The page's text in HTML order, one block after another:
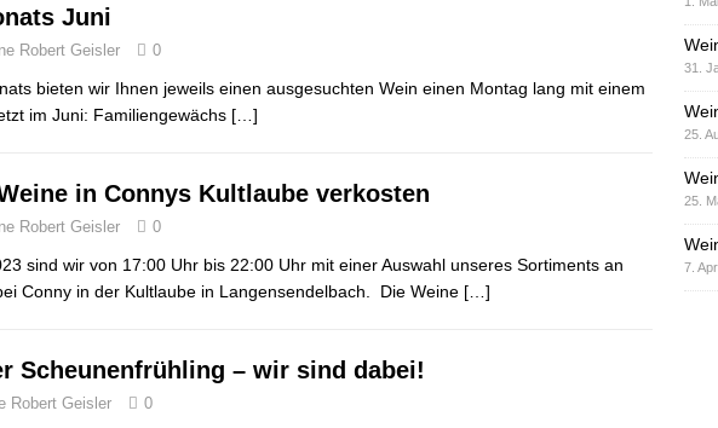
Juni
Robert Geisler 0
bieten wir Ihnen jeweils einen ausgesuchten Wein einen Montag lang mit einem
im Juni: Familiengewächs […]
in Connys Kultlaube verkosten
Robert Geisler 0
sind wir von 17:00 Uhr bis 22:00 Uhr mit einer Auswahl unseres Sortiments an
Conny in der Kultlaube in Langensendelbach. Die Weine […]
Scheunenfrühling – wir sind dabei!
Robert Geisler 0
31.
25.
25.
7.